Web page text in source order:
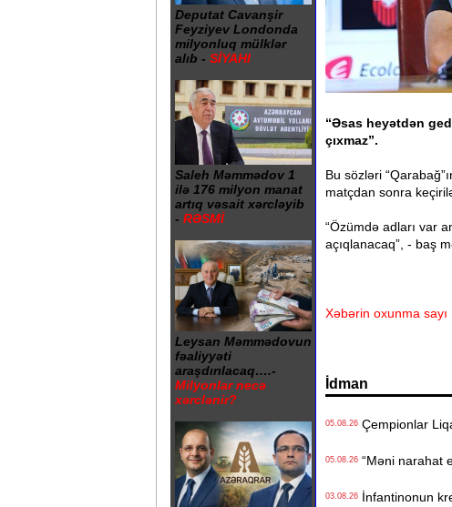
Deputat Cavanşir
Feyziyev Londonda
milyonluq mülklər
alıb - SİYAHI
Saleh Məmmədov 1
ilə 176 milyon manat
artıq vəsait xərcləyib
- RƏSMİ
Leysan Məmmədovun
fəaliyyəti
araşdırılacaq….-
Milyonlar necə
xərclənir?
“Əsas heyətdən
çıxmaz”.
Bu sözləri
matçdan sonra
“Özümdə adları var
açıqlanacaq”, - baş
Xəbərin oxunma sayı
İdman
05.08.26Çempionlar
05.08.26“Məni narahat
03.08.26İnfantinonun